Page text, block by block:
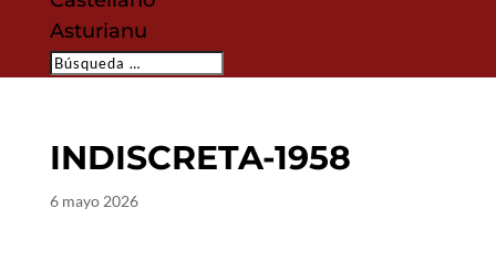
Asturianu
INDISCRETA-1958
6 mayo 2026